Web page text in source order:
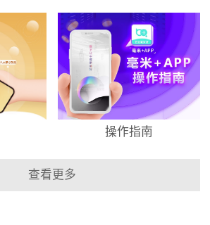
操作指南
查看更多